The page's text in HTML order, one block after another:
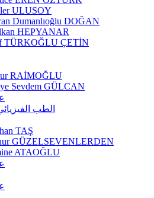
ULUSOY
Dumanlıoğlu DOĞAN
HEPYANAR
TÜRKOĞLU ÇETİN
RAİMOĞLU
Sevdem GÜLCAN
الطب
TAŞ
GÜZELSEVENLERDEN
ATAOĞLU